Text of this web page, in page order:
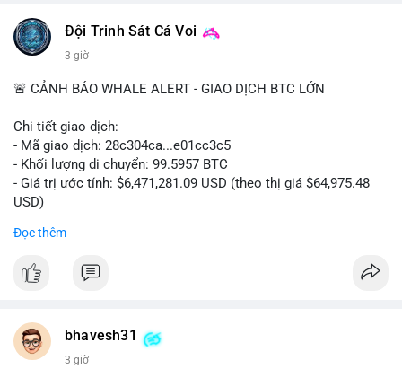
Đội Trinh Sát Cá Voi
3 giờ
🚨 CẢNH BÁO WHALE ALERT - GIAO DỊCH BTC LỚN
Chi tiết giao dịch:
- Mã giao dịch: 28c304ca...e01cc3c5
- Khối lượng di chuyển: 99.5957 BTC
- Giá trị ước tính: $6,471,281.09 USD (theo thị giá $64,975.48
USD)
giá hơn 6.47 triệu USD, cho thấy dấu hiệu chuyển tiền quy mô
thanh khoản hoặc bán, hoặc chuyển sang ví lạnh nhằm tích lũy
dài hạn. Việc giao dịch chưa được xác nhận tạo tâm lý thận
Đọc thêm
bhavesh31
3 giờ